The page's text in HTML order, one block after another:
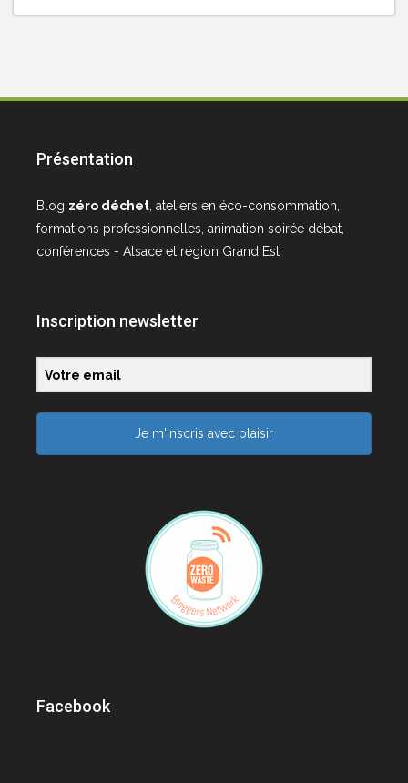
Présentation
Blog zéro déchet, ateliers en éco-consommation,
formations professionnelles, animation soirée débat,
conférences - Alsace et région Grand Est
Inscription newsletter
Je m'inscris avec plaisir
Facebook